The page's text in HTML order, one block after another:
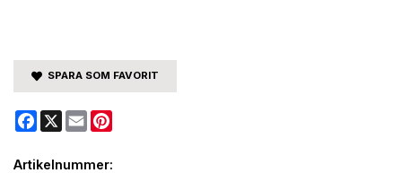
SPARA SOM FAVORIT
Facebook
X Email
Artikelnummer: